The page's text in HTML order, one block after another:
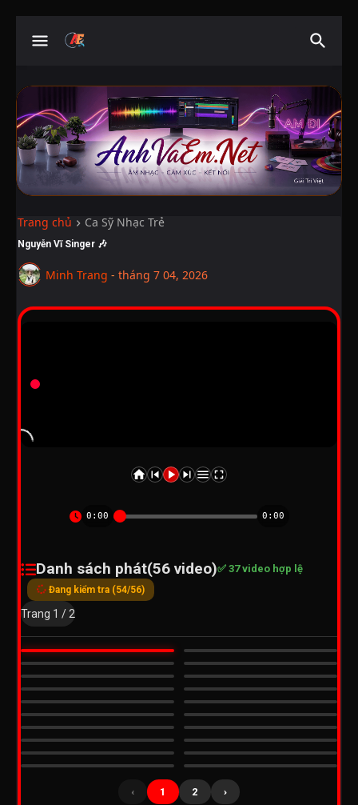
Trang chủ Ca Sỹ Nhạc Trẻ
Nguyễn Vĩ Singer 🎶
Minh Trang - tháng 7 04, 2026
0:00 0:00
Danh sách phát(56 video)✅ 37 video hợp lệ
Đang kiểm tra (54/56)
Trang 1 / 2
‹ 1 2 ›